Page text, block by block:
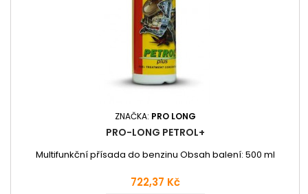
ZNAČKA: PRO LONG
PRO-LONG PETROL+
Multifunkční přísada do benzinu Obsah balení: 500 ml
Cena
722,37 Kč